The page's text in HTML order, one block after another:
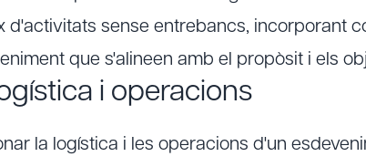
d'activitats sense entrebancs, incorporant
que s'alineen amb el propòsit i els
i operacions
la logística i les operacions d'un